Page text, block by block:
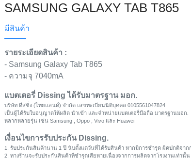
SAMSUNG GALAXY TAB T865
มีสินค้า
รายระเอียดสินค้า :
- Samsung Galaxy Tab T865
- ความจุ 7040mA
แบตเตอรี่ Dissing ได้รับมาตรฐาน มอก.
บริษัท ดีสซิ่ง (ไทยแลนด์) จำกัด เลขทะเบียนนิติบุคคล 0105561047824
เป็นผู้ได้รับใบอนุญาตให้ผลิต นำเข้า และจำหน่ายแบตเตอรี่มือถือ มาตรฐานมอก.
หลากหลายรุ่น เช่น Samsung , Oppo , Vivo และ Huawei
เงื่อนไขการรับประกัน Dissing.
1. รับประกันสินค้านาน 1 ปี นับตั้งแต่วันที่ได้รับสินค้า หากมีการชำรุด ผิดปกติจาก
2. ทางร้านจะรับประกันสินค้าที่ชำรุดเสียหายเนื่องจากการผลิตจากโรงงานเท่านั้น